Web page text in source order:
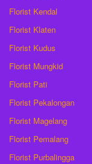
Florist Kendal
Florist Klaten
Florist Kudus
Florist Mungkid
Florist Pati
Florist Pekalongan
Florist Magelang
Florist Pemalang
Florist Purbalingga